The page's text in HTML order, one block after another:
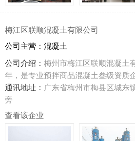
梅江区联顺混凝土有限公司
公司主营：混凝土
公司介绍： 梅州市梅江区联顺混凝土
年，是专业预拌商品混凝土叁级资质
行业协会会员单位。公司注册资金
积60多亩。位于梅县区城东镇205国道
区6公里。
通讯地址： 广东省梅州市梅县区城东
旁
查看该企业